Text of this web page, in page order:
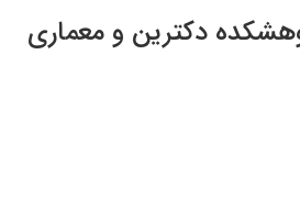
دکترین و معماری